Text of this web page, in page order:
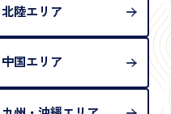
北陸エリア
中国エリア